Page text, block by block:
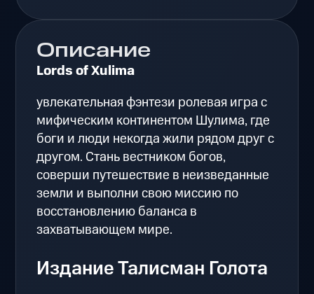
Описание
Lords of Xulima
увлекательная фэнтези ролевая игра с
мифическим континентом Шулима, где
боги и люди некогда жили рядом друг с
другом. Стань вестником богов,
соверши путешествие в неизведанные
земли и выполни свою миссию по
восстановлению баланса в
захватывающем мире.
Издание Талисман Голота